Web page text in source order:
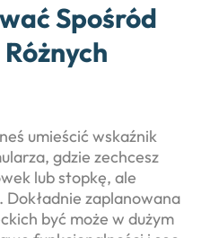
Spośród
umieścić wskaźnik
gdzie zechcesz
lub stopkę, ale
zaplanowana
być może w dużym